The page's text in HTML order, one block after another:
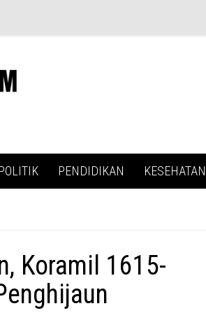
POLITIK PENDIDIKAN KESEHATAN
Koramil 1615-